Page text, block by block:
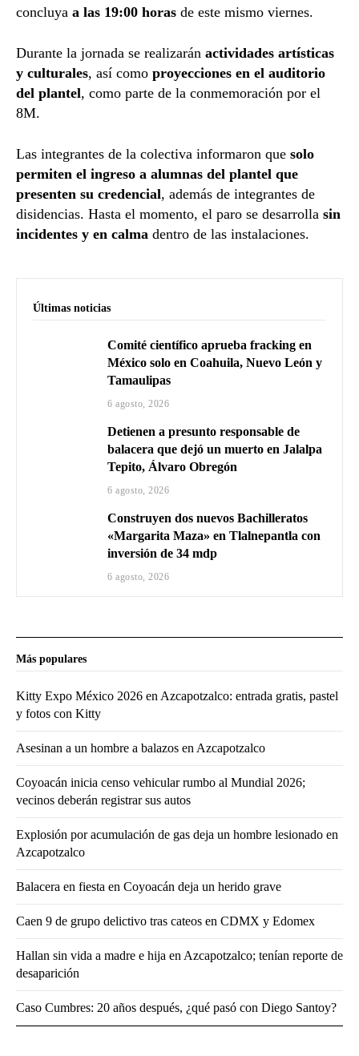
concluya a las 19:00 horas de este mismo viernes.
Durante la jornada se realizarán actividades artísticas
y culturales, así como proyecciones en el auditorio
del plantel, como parte de la conmemoración por el
8M.
Las integrantes de la colectiva informaron que solo
permiten el ingreso a alumnas del plantel que
presenten su credencial, además de integrantes de
disidencias. Hasta el momento, el paro se desarrolla sin
incidentes y en calma dentro de las instalaciones.
Últimas noticias
Comité científico aprueba fracking en
México solo en Coahuila, Nuevo León y
Tamaulipas
6 agosto, 2026
Detienen a presunto responsable de
balacera que dejó un muerto en Jalalpa
Tepito, Álvaro Obregón
6 agosto, 2026
Construyen dos nuevos Bachilleratos
«Margarita Maza» en Tlalnepantla con
inversión de 34 mdp
6 agosto, 2026
Más populares
Kitty Expo México 2026 en Azcapotzalco: entrada gratis, pastel
y fotos con Kitty
Asesinan a un hombre a balazos en Azcapotzalco
Coyoacán inicia censo vehicular rumbo al Mundial 2026;
vecinos deberán registrar sus autos
Explosión por acumulación de gas deja un hombre lesionado en
Azcapotzalco
Balacera en fiesta en Coyoacán deja un herido grave
Caen 9 de grupo delictivo tras cateos en CDMX y Edomex
Hallan sin vida a madre e hija en Azcapotzalco; tenían reporte de
desaparición
Caso Cumbres: 20 años después, ¿qué pasó con Diego Santoy?